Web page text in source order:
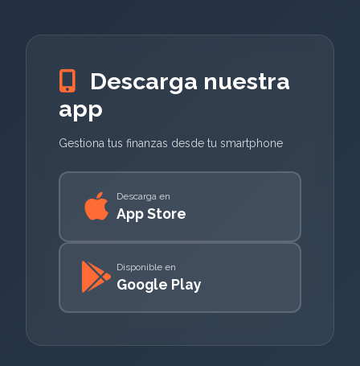
Descarga nuestra
app
Gestiona tus finanzas desde tu smartphone
Descarga en
App Store
Disponible en
Google Play